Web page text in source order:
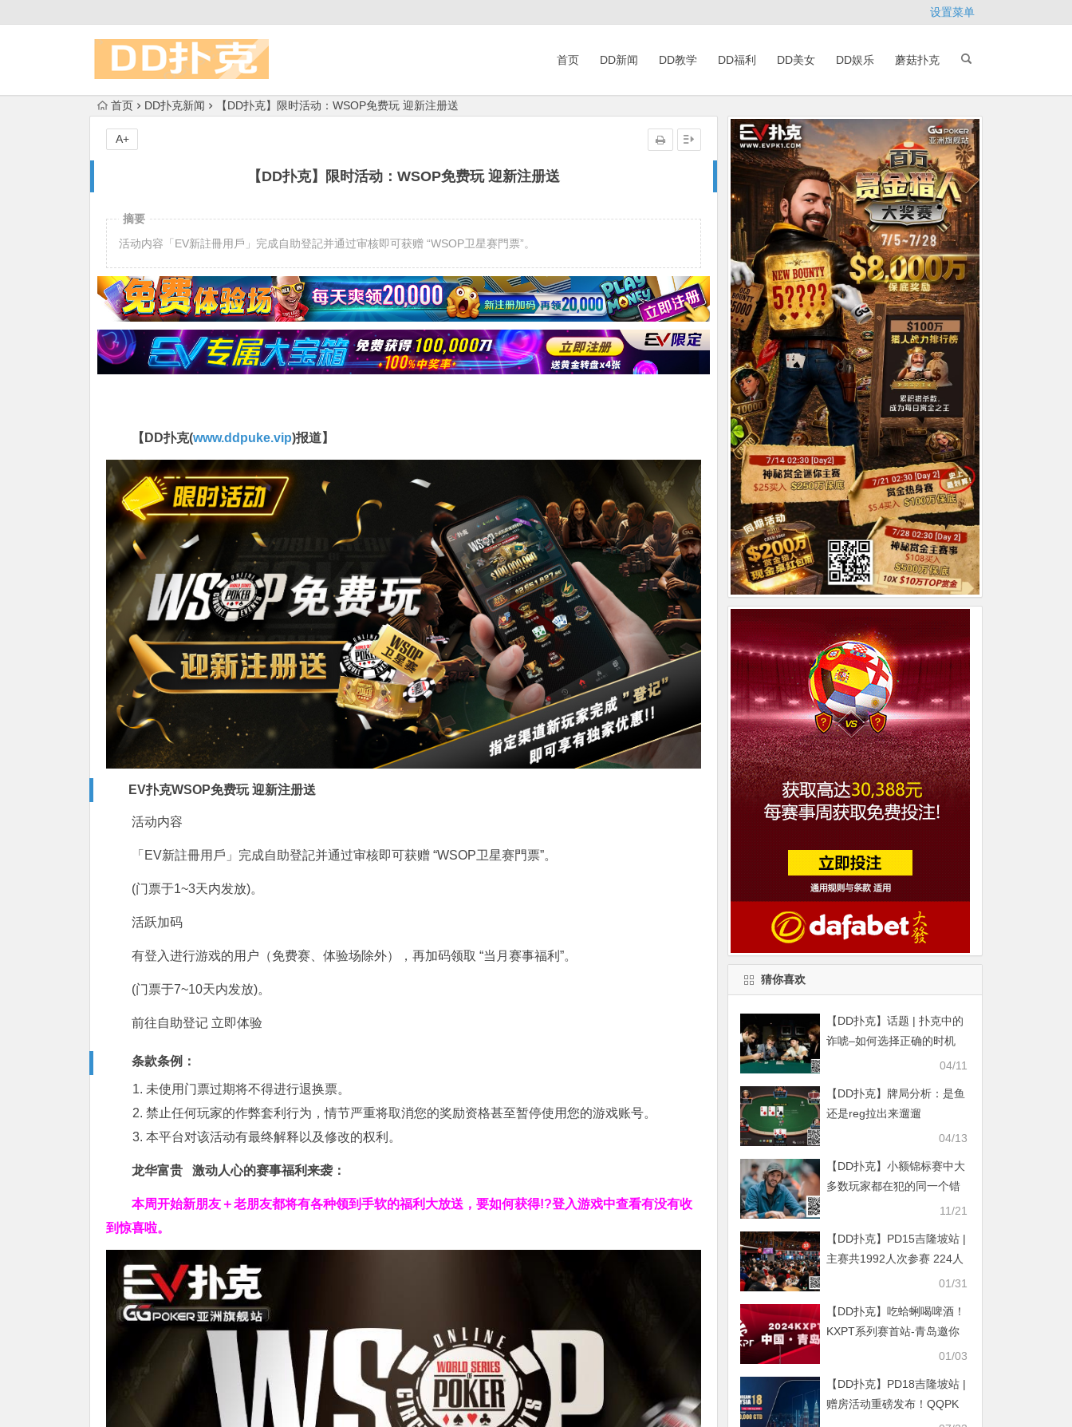
设置菜单
首页 DD新闻 DD教学 DD福利 DD美女 DD娱乐 蘑菇扑克
首页 DD扑克新闻 【DD扑克】限时活动：WSOP免费玩 迎新注册送
【DD扑克】限时活动：WSOP免费玩 迎新注册送
A+
摘要
活动内容「EV新註冊用戶」完成自助登記并通过审核即可获赠 “WSOP卫星赛門票”。
【DD扑克(www.ddpuke.vip)报道】
EV扑克WSOP免费玩 迎新注册送
活动内容
「EV新註冊用戶」完成自助登記并通过审核即可获赠 “WSOP卫星赛門票”。
(门票于1~3天内发放)。
活跃加码
有登入进行游戏的用户（免费赛、体验场除外），再加码领取 “当月赛事福利”。
(门票于7~10天内发放)。
前往自助登记 立即体验
条款条例：
未使用门票过期将不得进行退换票。
禁止任何玩家的作弊套利行为，情节严重将取消您的奖励资格甚至暂停使用您的游戏账号。
本平台对该活动有最终解释以及修改的权利。
龙华富贵 激动人心的赛事福利来袭：
本周开始新朋友＋老朋友都将有各种领到手软的福利大放送，要如何获得!?登入游戏中查看有没有收
到惊喜啦。
猜你喜欢
【DD扑克】话题 | 扑克中的
诈唬–如何选择正确的时机
04/11
【DD扑克】牌局分析：是鱼
还是reg拉出来遛遛
04/13
【DD扑克】小额锦标赛中大
多数玩家都在犯的同一个错
11/21
【DD扑克】PD15吉隆坡站 |
主赛共1992人次参赛 224人
晋级第二轮，国人选手孙浩
赛圈
01/31
【DD扑克】吃蛤蜊喝啤酒！
KXPT系列赛首站-青岛邀你
01/03
【DD扑克】PD18吉隆坡站 |
赠房活动重磅发布！QQPK